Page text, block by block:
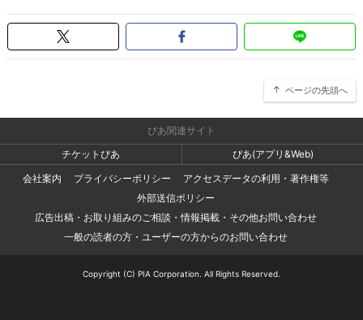
ページの先頭へ
ぴあ関連サイト
チケットぴあ
ぴあ(アプリ&Web)
会社案内
プライバシーポリシー
アクセスデータの利用・著作権等
外部送信ポリシー
広告出稿・お取り組みのご相談・情報掲載・その他お問い合わせ
一般の読者の方・ユーザーの方からのお問い合わせ
Copyright (C) PIA Corporation. All Rights Reserved.